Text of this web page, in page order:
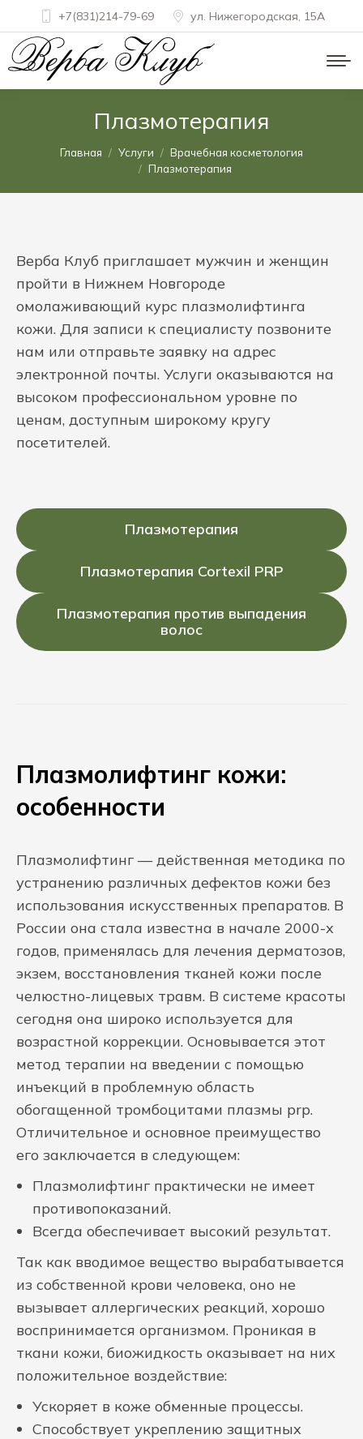
+7(831)214-79-69 ул. Нижегородская, 15A
Плазмотерапия
Вы здесь:
Главная Услуги
Врачебная косметология
Плазмотерапия
Верба Клуб приглашает мужчин и женщин
пройти в Нижнем Новгороде
омолаживающий курс плазмолифтинга
кожи. Для записи к специалисту позвоните
нам или отправьте заявку на адрес
электронной почты. Услуги оказываются на
высоком профессиональном уровне по
ценам, доступным широкому кругу
посетителей.
Плазмотерапия
Плазмотерапия Cortexil PRP
Плазмотерапия против выпадения
волос
Плазмолифтинг кожи:
особенности
Плазмолифтинг — действенная методика по
устранению различных дефектов кожи без
использования искусственных препаратов. В
России она стала известна в начале 2000-х
годов, применялась для лечения дерматозов,
экзем, восстановления тканей кожи после
челюстно-лицевых травм. В системе красоты
сегодня она широко используется для
возрастной коррекции. Основывается этот
метод терапии на введении с помощью
инъекций в проблемную область
обогащенной тромбоцитами плазмы prp.
Отличительное и основное преимущество
его заключается в следующем:
Плазмолифтинг практически не имеет
противопоказаний.
Всегда обеспечивает высокий результат.
Так как вводимое вещество вырабатывается
из собственной крови человека, оно не
вызывает аллергических реакций, хорошо
воспринимается организмом. Проникая в
ткани кожи, биожидкость оказывает на них
положительное воздействие:
Ускоряет в коже обменные процессы.
Способствует укреплению защитных